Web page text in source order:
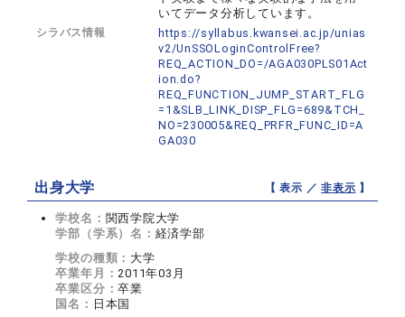
いてデータ分析しています。
シラバス情報
https://syllabus.kwansei.ac.jp/unias
v2/UnSSOLoginControlFree?
REQ_ACTION_DO=/AGA030PLS01Act
ion.do?
REQ_FUNCTION_JUMP_START_FLG
=1&SLB_LINK_DISP_FLG=689&TCH_
NO=230005&REQ_PRFR_FUNC_ID=A
GA030
出身大学 【 表示 ／非表示 】
学校名： 関西学院大学
学部（学系）名： 経済学部
学校の種類： 大学
卒業年月：2011年03月
卒業区分：卒業
国名： 日本国